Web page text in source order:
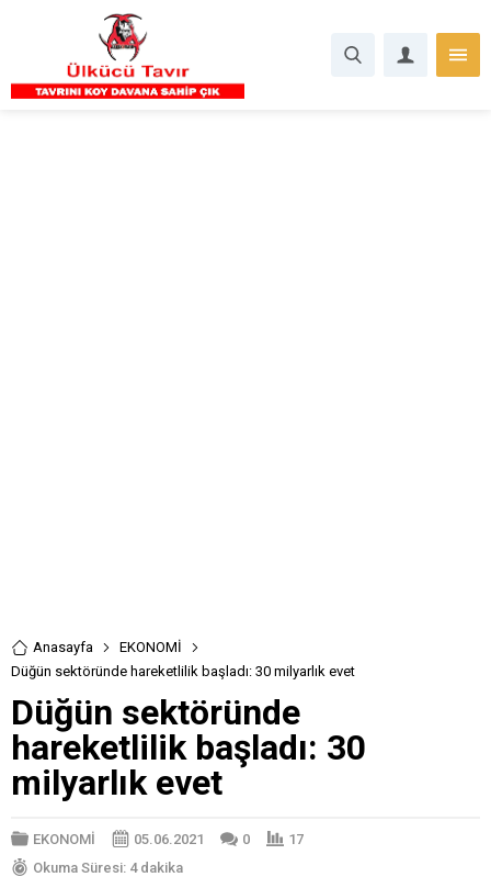
Anasayfa
EKONOMİ
Düğün sektöründe hareketlilik başladı: 30 milyarlık evet
Düğün sektöründe
hareketlilik başladı: 30
milyarlık evet
EKONOMİ 05.06.2021 0
17
Okuma Süresi: 4 dakika